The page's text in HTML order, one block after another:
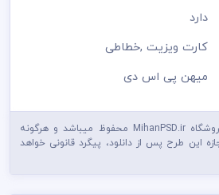
دارد
کارت ویزیت,خطاطی
میهن پی اس دی
تمام حقوق این طرح برای فروشگاه MihanPSD.ir محفوظ میباشد و هرگونه
این طرح پس از دانلود، پیگرد قانونی خواهد